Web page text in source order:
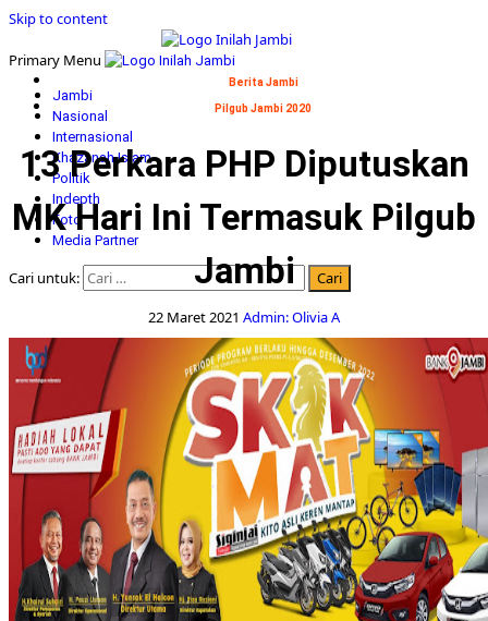
Skip to content
Primary Menu
Jambi
Nasional
Internasional
Khazanah Islam
Politik
Indepth
Foto
Media Partner
Cari untuk:
Berita Jambi
Pilgub Jambi 2020
13 Perkara PHP Diputuskan
MK Hari Ini Termasuk Pilgub
Jambi
22 Maret 2021 Admin: Olivia A